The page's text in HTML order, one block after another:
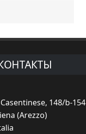
148/b-154
(Arezzo)